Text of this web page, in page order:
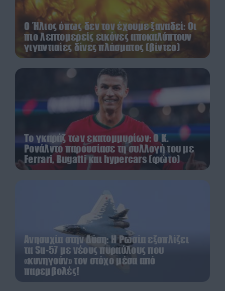
Ο Ήλιος όπως δεν τον έχουμε ξαναδεί: Οι
πιο λεπτομερείς εικόνες αποκαλύπτουν
γιγαντιαίες δίνες πλάσματος (βίντεο)
Το γκαράζ των εκατομμυρίων: Ο Κ.
Ρονάλντο παρουσίασε τη συλλογή του με
Ferrari, Bugatti και hypercars (φώτο)
Ανησυχία στην Δύση: H Ρωσία εξοπλίζει
τα Su-57 με νέους πυραύλους που
«κυνηγούν» τον στόχο μέσα από
παρεμβολές!